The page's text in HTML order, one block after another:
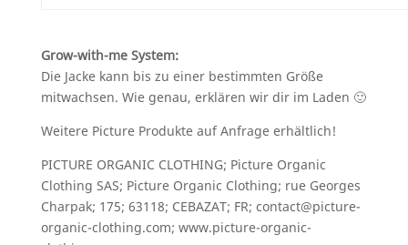
Grow-with-me System:
Die Jacke kann bis zu einer bestimmten Größe
mitwachsen. Wie genau, erklären wir dir im Laden 🙂
Weitere Picture Produkte auf Anfrage erhältlich!
PICTURE ORGANIC CLOTHING; Picture Organic
Clothing SAS; Picture Organic Clothing; rue Georges
Charpak; 175; 63118; CEBAZAT; FR; contact@picture-
organic-clothing.com; www.picture-organic-